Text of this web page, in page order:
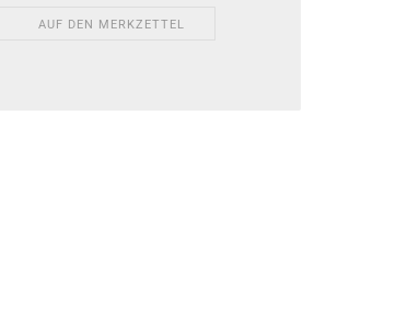
AUF DEN MERKZETTEL